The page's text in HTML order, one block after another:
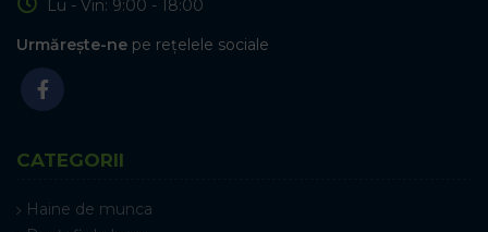
Lu - Vin: 9:00 - 18:00
Urmărește-ne pe rețelele sociale
CATEGORII
Haine de munca